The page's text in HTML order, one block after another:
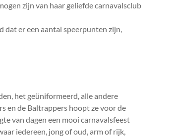
zijn van haar geliefde carnavalsclub
dat er een aantal speerpunten zijn,
het geüniformeerd, alle andere
en de Baltrappers hoopt ze voor de
van dagen een mooi carnavalsfeest
iedereen, jong of oud, arm of rijk,